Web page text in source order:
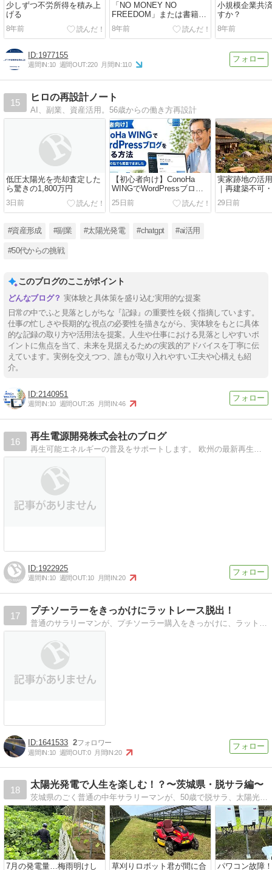
少しずつ不労所得を積み上
げる
8年前
「NO MONEY NO
FREEDOM」または書籍紹
介
8年前
小規模企業共
すか？
8年前
1977155
週間IN:10 週間OUT:220 月間IN:110
15
ヒロの再設計ノート
AI、副業、資産活用。56歳からの働き方再設計
低圧太陽光を売却査定した
ら驚きの1,800万円
3日前
【初心者向け】ConoHa
WINGでWordPressブログ
を始める方法｜迷いやすい
5つのポイントを50代の実
体験で解説
25日前
実家跡地の活
｜再建築不可
を「低圧太陽
決した実例と
29日前
#資産形成 #副業 #太陽光発電 #chatgpt #ai活用
#50代からの挑戦
このブログのここがポイント
実体験と具体策を盛り込む実用的な提案
日常の中でふと見落としがちな『記録』の重要性を鋭く指摘しています。
仕事の忙しさや長期的な視点の必要性を描きながら、実体験をもとに具体
的な記録の取り方や活用法を提案。人生や仕事における見落としやすいポ
イントに焦点を当て、未来を見据えるための実践的アドバイスを丁寧に伝
えています。実例を交えつつ、誰もが取り入れやすい工夫や心構えも紹
介。
2140951
週間IN:10 週間OUT:26 月間IN:46
16
再生電源開発株式会社のブログ
1922925
週間IN:10 週間OUT:10 月間IN:20
17
プチソーラーをきっかけにラットレース脱出！
1641533 2
週間IN:10 週間OUT:0 月間IN:20
18
太陽光発電で人生を楽しむ！？〜茨城県・脱サラ編〜
7月の発電量…梅雨明けし 草刈りロボット君が間に合 パワコン故障